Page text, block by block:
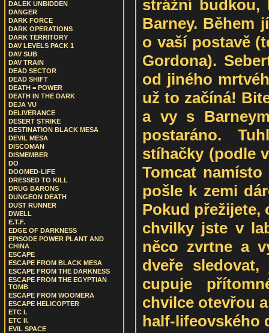
DALEK UNBIDDEN
DANGER
DARK FORCE
DARK OPERATIONS
DARK TERRITORY
DAV LEVELS PACK 1
DAV SUB
DAV TRAIN
DEAD SECTOR
DEAD SHIFT
DEATH = POWER
DEATH IN THE DARK
DEJA VU
DELIVERANCE
DESERT STRIKE
DESTINATION BLACK MESA
DEVIL MESA
DISCOMAN
DISMEMBER
DO
DOOMED-LIFE
DRESSED TO KILL
DRUG BARONS
DUNGEON DEATH
DUST RUNNER
DWELL
E.T.F.
EDGE OF DARKNESS
EPISODE POWER PLANT AND
CHINA
ESCAPE
ESCAPE FROM BLACK MESA
ESCAPE FROM THE DARKNESS
ESCAPE FROM THE EGYPTIAN
TOMB
ESCAPE FROM WOOMERA
ESCAPE HELICOPTER
ETC I.
ETC II.
EVIL SPACE
strážní budkou,
Barney. Během
o vaší postavě
Gordona).
od jiného
už to začíná!
a vy s
postaráno.
stíhačky (podle
Tomcat
pošle k zemi
Pokud přežijete,
chvilky jste v
něco zvrtne a
dveře
cupuje
chvilce otevřou
half-